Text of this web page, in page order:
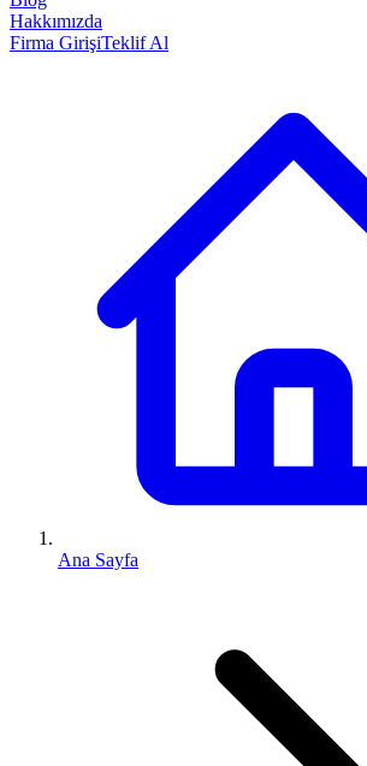
Hakkımızda
Firma GirişiTeklif Al
Ana Sayfa